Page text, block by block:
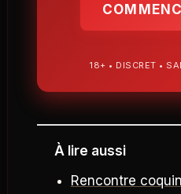
18+ • DISCRET •
À lire aussi
Rencontre